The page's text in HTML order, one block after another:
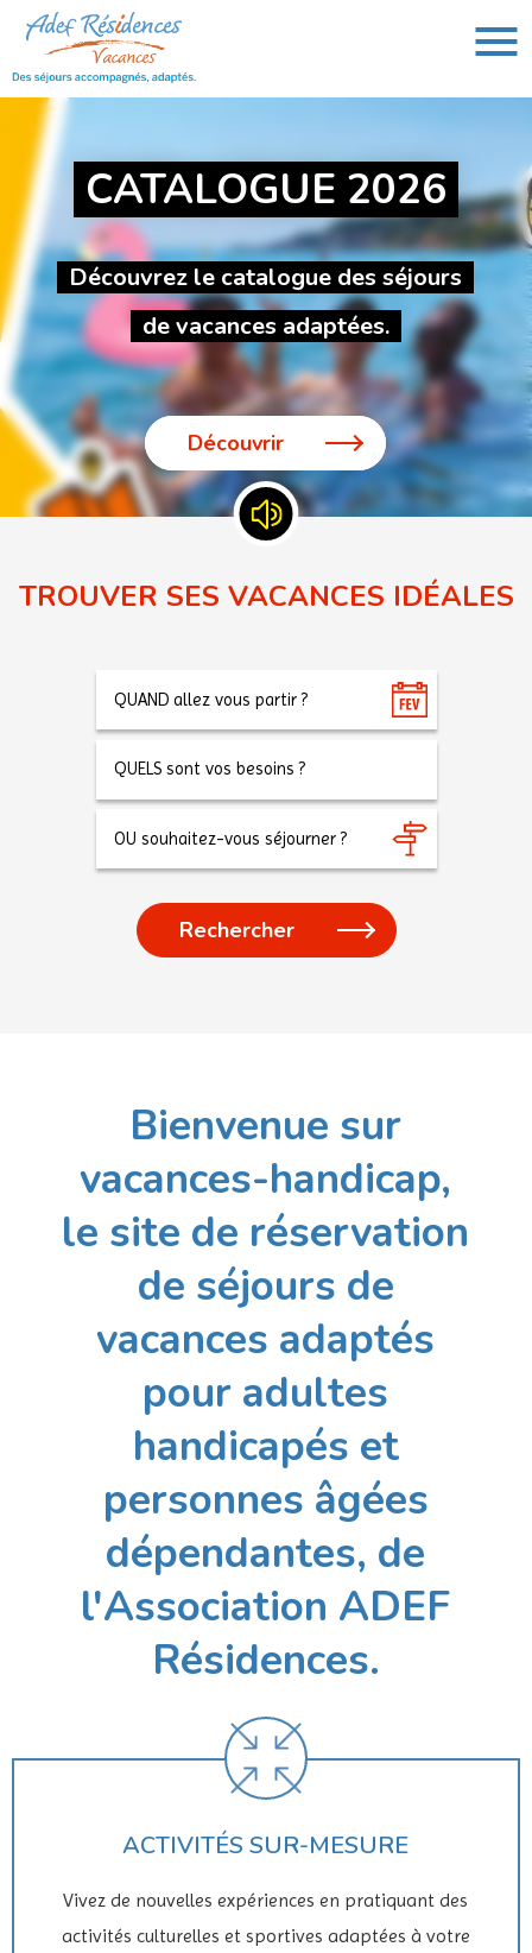
CATALOGUE 2026
Découvrez le catalogue des séjours
de vacances adaptées.
Découvrir
TROUVER SES VACANCES IDÉALES
Bienvenue sur
vacances-handicap,
le site de réservation
de séjours de
vacances adaptés
pour adultes
handicapés et
personnes âgées
dépendantes, de
l'Association ADEF
Résidences.
ACTIVITÉS SUR-MESURE
Vivez de nouvelles expériences en pratiquant des
activités culturelles et sportives adaptées à votre
VOUS AVEZ UN PROJET DE VOYAGE,
VOUS RECHERCHEZ UNE DESTINATION ?
Rechercher :